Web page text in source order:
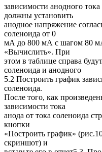
зависимости анодного
должны установить
анодное напряжение
соленоида от 0
мА до 800 мА с шагом 80
«Вычислить». При
этом в таблице справа
соленоида и анодного
5.2 Построить график
соленоида.
После того, как
зависимости тока
анода от тока соленоида
кнопки
«Построить график»
скриншот) и